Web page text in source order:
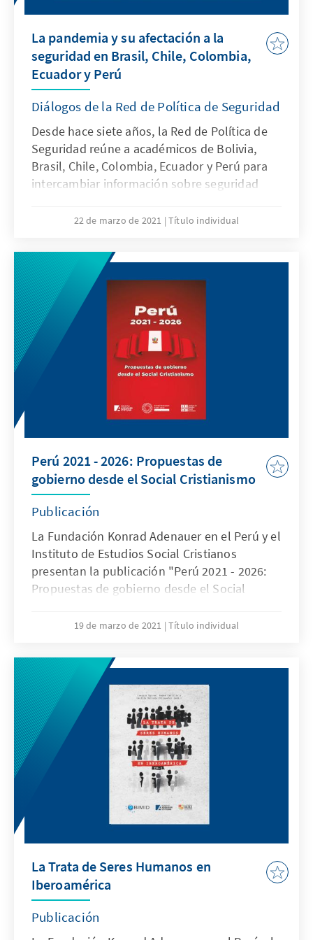
La pandemia y su afectación a la
seguridad en Brasil, Chile, Colombia,
Ecuador y Perú
Diálogos de la Red de Política de Seguridad
Desde hace siete años, la Red de Política de
Seguridad reúne a académicos de Bolivia,
Brasil, Chile, Colombia, Ecuador y Perú para
intercambiar información sobre seguridad
y sus cinco vecinos, a través de
eventos en materia de seguridad.
22 de marzo de 2021 Título individual
Perú 2021 - 2026: Propuestas de
gobierno desde el Social Cristianismo
Publicación
La Fundación Konrad Adenauer en el Perú y el
Instituto de Estudios Social Cristianos
presentan la publicación "Perú 2021 - 2026:
Propuestas de gobierno desde el Social
de propuestas para todas las fuerzas políticas
19 de marzo de 2021 Título individual
La Trata de Seres Humanos en
Iberoamérica
Publicación